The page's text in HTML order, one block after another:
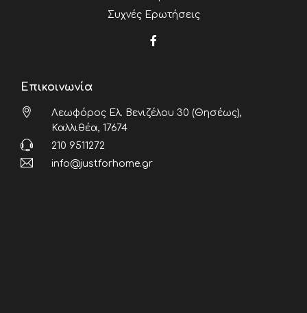
Συχνές Ερωτήσεις
Επικοινωνία
Λεωφόρος Ελ. Βενιζέλου 30 (Θησέως),
Καλλιθέα, 17674
210 9511272
info@justforhome.gr